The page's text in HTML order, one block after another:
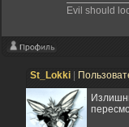
Evil should
St_Lokki